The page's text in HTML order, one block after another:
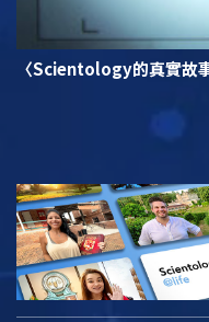
〈Scientology的真實故